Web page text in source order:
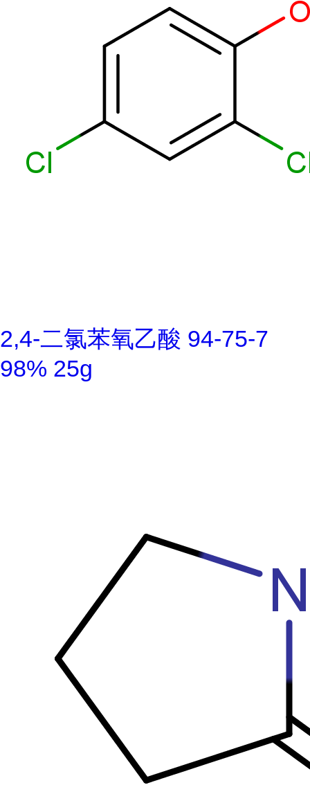
2,4-二氯苯氧乙酸 94-75-7
98% 25g